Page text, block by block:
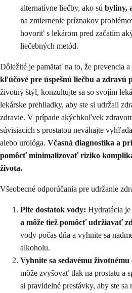
alternatívne liečby, ako sú byliny,
na zmiernenie príznakov
hovoriť s lekárom pred začatím
liečebných metód.
Dôležité je pamätať na to, že prevencia a
kľúčové pre úspešnú liečbu a zdravú
životný štýl, konzultujte sa so svojím
lekárske prehliadky, aby ste si udržali
zdravie. V prípade akýchkoľvek
súvisiacich s prostatou neváhajte
alebo urológa. Včasná diagnostika a
pomôcť minimalizovať riziko
života.
Všeobecné odporúčania pre udržanie
Pite dostatok vody: Hydratácia je
a môže tiež pomôcť udržiavať
vody počas dňa a vyhnite sa
alkoholu.
Vyhnite sa sedavému životnému
môže zvyšovať tlak na prostatu a
si pravidelné prestávky, aby ste sa